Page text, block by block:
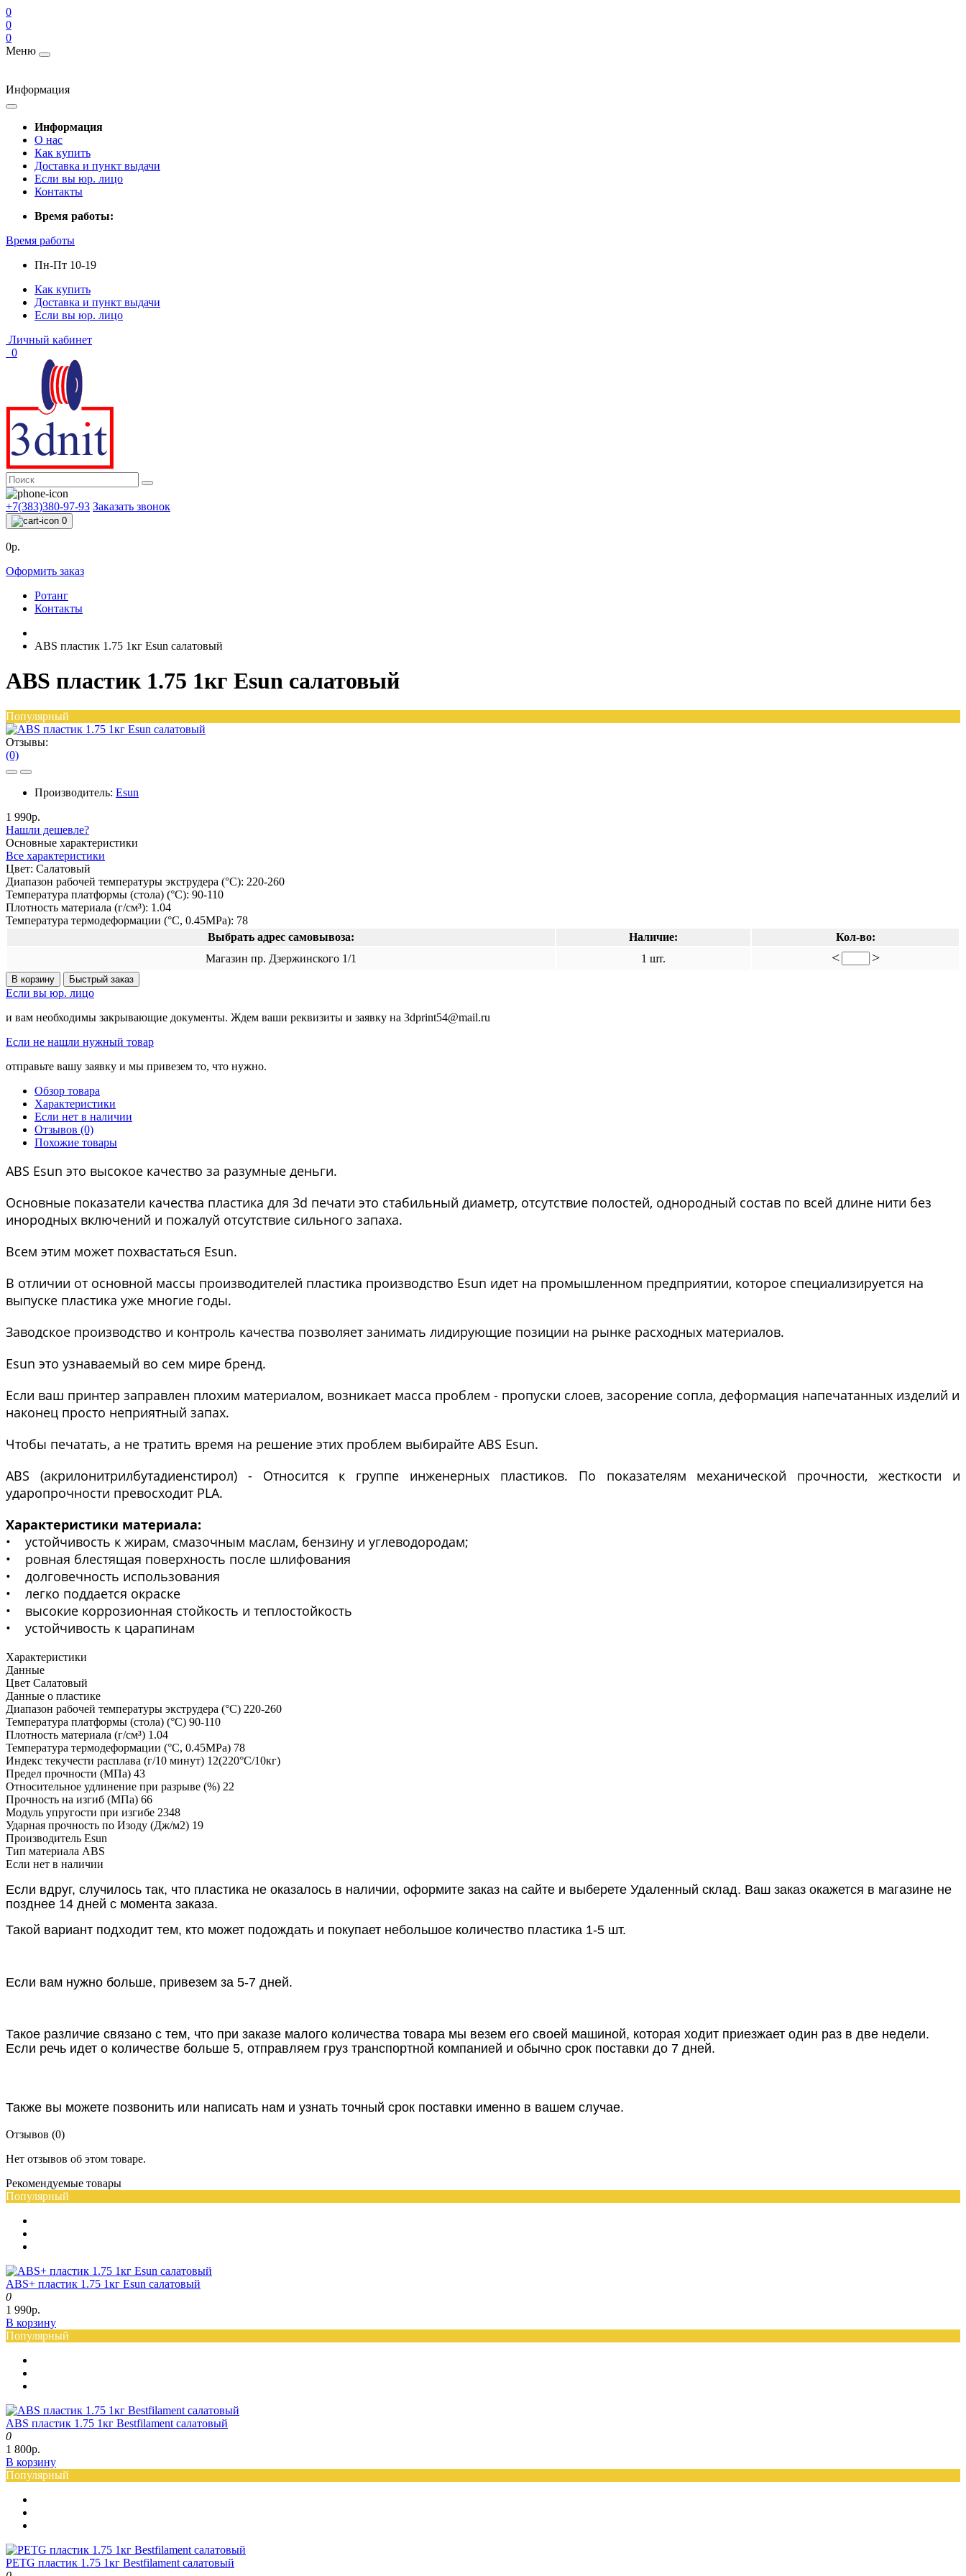
0
0
0
Меню
Информация
Информация
О нас
Как купить
Доставка и пункт выдачи
Если вы юр. лицо
Контакты
Время работы:
Время работы
Пн-Пт 10-19
Как купить
Доставка и пункт выдачи
Если вы юр. лицо
Личный кабинет
0
+7(383)380-97-93 Заказать звонок
0
0р.
Оформить заказ
Ротанг
Контакты
ABS пластик 1.75 1кг Esun салатовый
ABS пластик 1.75 1кг Esun салатовый
Популярный
Отзывы:
(0)
Производитель: Esun
1 990р.
Нашли дешевле?
Основные характеристики
Все характеристики
Цвет: Салатовый
Диапазон рабочей температуры экструдера (°C): 220-260
Температура платформы (стола) (°C): 90-110
Плотность материала (г/см³): 1.04
Температура термодеформации (°C, 0.45MPa): 78
Выбрать адрес самовывоза:
Наличие:
Кол-во:
Магазин пр. Дзержинского 1/1
1 шт. < >
В корзину Быстрый заказ
Если вы юр. лицо
и вам необходимы закрывающие документы. Ждем ваши реквизиты и заявку на 3dprint54@mail.ru
Если не нашли нужный товар
отправьте вашу заявку и мы привезем то, что нужно.
Обзор товара
Характеристики
Если нет в наличии
Отзывов (0)
Похожие товары
ABS Esun это высокое качество за разумные деньги.
Основные показатели качества пластика для 3d печати это стабильный диаметр, отсутствие полостей, однородный состав по всей длине нити без
инородных включений и пожалуй отсутствие сильного запаха.
Всем этим может похвастаться Esun.
В отличии от основной массы производителей пластика производство Esun идет на промышленном предприятии, которое специализируется на
выпуске пластика уже многие годы.
Заводское производство и контроль качества позволяет занимать лидирующие позиции на рынке расходных материалов.
Esun это узнаваемый во сем мире бренд.
Если ваш принтер заправлен плохим материалом, возникает масса проблем - пропуски слоев, засорение сопла, деформация напечатанных изделий и
наконец просто неприятный запах.
Чтобы печатать, а не тратить время на решение этих проблем выбирайте ABS Esun.
ABS (акрилонитрилбутадиенстирол) - Относится к группе инженерных пластиков. По показателям механической прочности, жесткости и
ударопрочности превосходит PLA.
Характеристики материала:
• устойчивость к жирам, смазочным маслам, бензину и углеводородам;
• ровная блестящая поверхность после шлифования
• долговечность использования
• легко поддается окраске
• высокие коррозионная стойкость и теплостойкость
• устойчивость к царапинам
Характеристики
Данные
Цвет Салатовый
Данные о пластике
Диапазон рабочей температуры экструдера (°C) 220-260
Температура платформы (стола) (°C) 90-110
Плотность материала (г/см³) 1.04
Температура термодеформации (°C, 0.45MPa) 78
Индекс текучести расплава (г/10 минут) 12(220°C/10кг)
Предел прочности (МПа) 43
Относительное удлинение при разрыве (%) 22
Прочность на изгиб (МПа) 66
Модуль упругости при изгибе 2348
Ударная прочность по Изоду (Дж/м2) 19
Производитель Esun
Тип материала ABS
Если нет в наличии
Если вдруг, случилось так, что пластика не оказалось в наличии, оформите заказ на сайте и выберете Удаленный склад. Ваш заказ окажется в магазине не
позднее 14 дней с момента заказа.
Такой вариант подходит тем, кто может подождать и покупает небольшое количество пластика 1-5 шт.
Если вам нужно больше, привезем за 5-7 дней.
Такое различие связано с тем, что при заказе малого количества товара мы везем его своей машиной, которая ходит приезжает один раз в две недели.
Если речь идет о количестве больше 5, отправляем груз транспортной компанией и обычно срок поставки до 7 дней.
Также вы можете позвонить или написать нам и узнать точный срок поставки именно в вашем случае.
Отзывов (0)
Нет отзывов об этом товаре.
Рекомендуемые товары
Популярный
ABS+ пластик 1.75 1кг Esun салатовый
0
1 990р.
В корзину
Популярный
ABS пластик 1.75 1кг Bestfilament салатовый
0
1 800р.
В корзину
Популярный
PETG пластик 1.75 1кг Bestfilament салатовый